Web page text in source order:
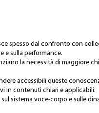
spesso dal confronto con
e sulla performance.
la necessità di maggiore
accessibili queste
in contenuti chiari e applicabili.
sistema voce-corpo e sulle